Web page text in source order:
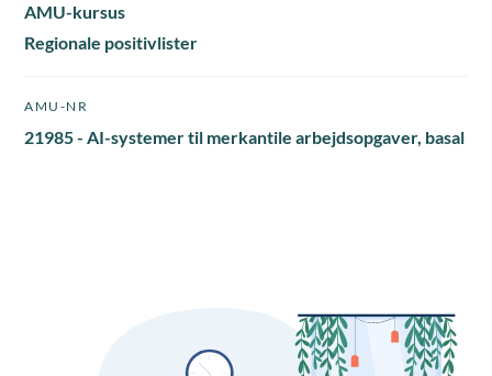
AMU-kursus
Regionale positivlister
AMU-NR
21985 - AI-systemer til merkantile arbejdsopgaver, basal